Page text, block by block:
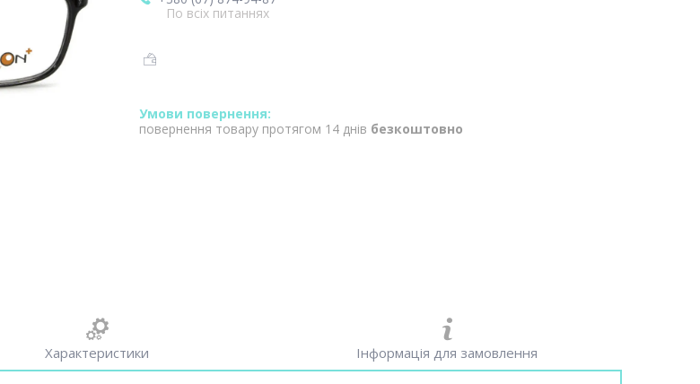
По всіх питаннях
повернення товару протягом 14 днів безкоштовно
Характеристики Інформація для замовлення